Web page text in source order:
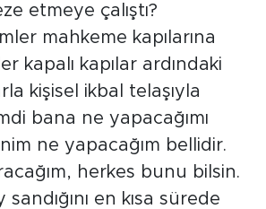
etmeye çalıştı?
mahkeme kapılarına
kapalı kapılar ardındaki
kişisel ikbal telaşıyla
bana ne yapacağımı
ne yapacağım bellidir.
herkes bunu bilsin.
en kısa sürede